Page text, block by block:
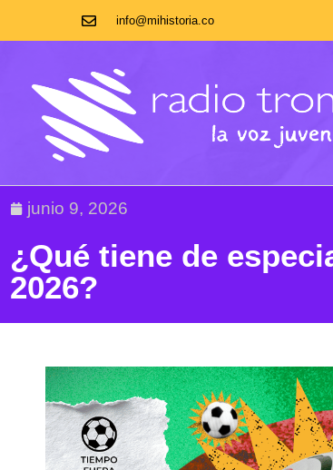
info@mihistoria.co
junio 9, 2026
¿Qué tiene de
2026?